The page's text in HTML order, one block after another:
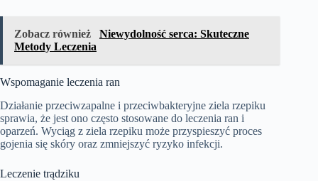
Zobacz również
Niewydolność serca: Skuteczne
Metody Leczenia
Wspomaganie leczenia ran
Działanie przeciwzapalne i przeciwbakteryjne ziela rzepiku
sprawia, że jest ono często stosowane do leczenia ran i
oparzeń. Wyciąg z ziela rzepiku może przyspieszyć proces
gojenia się skóry oraz zmniejszyć ryzyko infekcji.
Leczenie trądziku